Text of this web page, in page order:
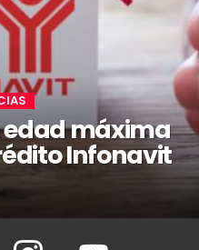
máxima
Infonavit
Instagram Youtube